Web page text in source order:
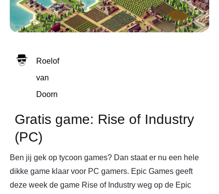
Roelof
van
Doorn
Gratis game: Rise of Industry
(PC)
Ben jij gek op tycoon games? Dan staat er nu een hele
dikke game klaar voor PC gamers. Epic Games geeft
deze week de game Rise of Industry weg op de Epic